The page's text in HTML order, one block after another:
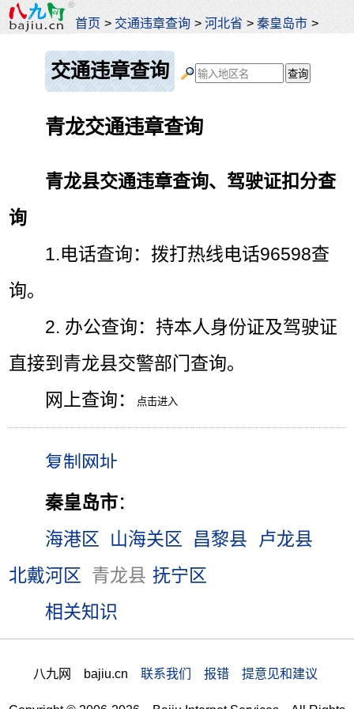
首页 > 交通违章查询 >河北省 >秦皇岛市 >
交通违章查询
青龙交通违章查询
青龙县交通违章查询、驾驶证扣分查
询
1.电话查询：拨打热线电话96598查
询。
2. 办公查询：持本人身份证及驾驶证
直接到青龙县交警部门查询。
网上查询：
秦皇岛市：
海港区
山海关区 昌黎县
卢龙县
北戴河区 青龙县 抚宁区
相关知识
八九网 bajiu.cn 联系我们 报错 提意见和建议